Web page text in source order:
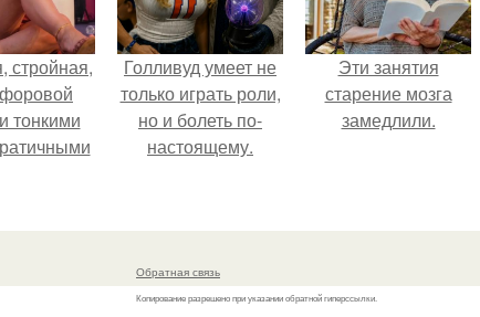
стройная,
тонкими
полотна
Голливуд умеет не
только играть роли,
но и болеть по-
настоящему.
Эти занятия
старение мозга
замедлили.
Обратная связь
Копирование разрешено при указании обратной гиперссылки.